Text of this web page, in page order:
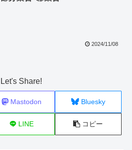
2024/11/08
Let's Share!
Mastodon Bluesky
LINE コピー